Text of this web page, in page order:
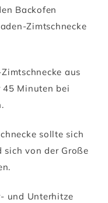
Backofen
Zimtschnecke
aus
45 Minuten bei
sollte sich
von der Große
und Unterhitze